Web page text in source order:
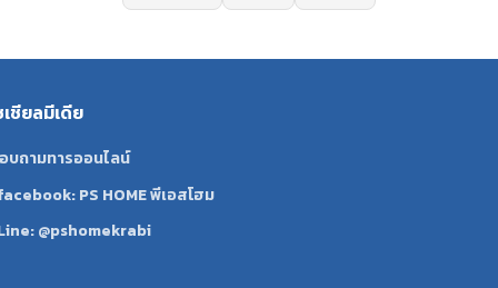
เชียลมีเดีย
บถามทารออนไลน์
PS HOME พีเอสโฮม
@pshomekrabi